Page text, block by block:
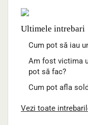
Ultimele intrebari
Cum pot să iau
Am fost victima
pot să fac?
Cum pot afla
Vezi toate